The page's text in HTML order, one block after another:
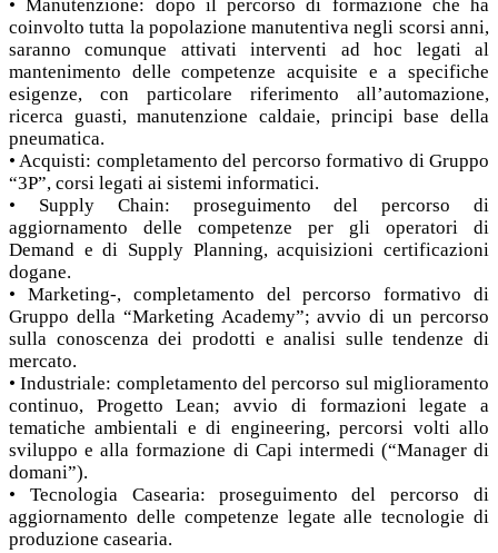
• Manutenzione: dopo il percorso di formazione che ha
coinvolto tutta la popolazione manutentiva negli scorsi anni,
saranno comunque attivati interventi ad hoc legati al
mantenimento delle competenze acquisite e a specifiche
esigenze, con particolare riferimento all’automazione,
ricerca guasti, manutenzione caldaie, principi base della
pneumatica.
• Acquisti: completamento del percorso formativo di Gruppo
“3P”, corsi legati ai sistemi informatici.
• Supply Chain: proseguimento del percorso di
aggiornamento delle competenze per gli operatori di
Demand e di Supply Planning, acquisizioni certificazioni
dogane.
• Marketing-, completamento del percorso formativo di
Gruppo della “Marketing Academy”; avvio di un percorso
sulla conoscenza dei prodotti e analisi sulle tendenze di
mercato.
• Industriale: completamento del percorso sul miglioramento
continuo, Progetto Lean; avvio di formazioni legate a
tematiche ambientali e di engineering, percorsi volti allo
sviluppo e alla formazione di Capi intermedi (“Manager di
domani”).
• Tecnologia Casearia: proseguimento del percorso di
aggiornamento delle competenze legate alle tecnologie di
produzione casearia.